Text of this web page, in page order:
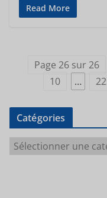
Read More
Page 26 sur 26
10
… 22
Catégories
a